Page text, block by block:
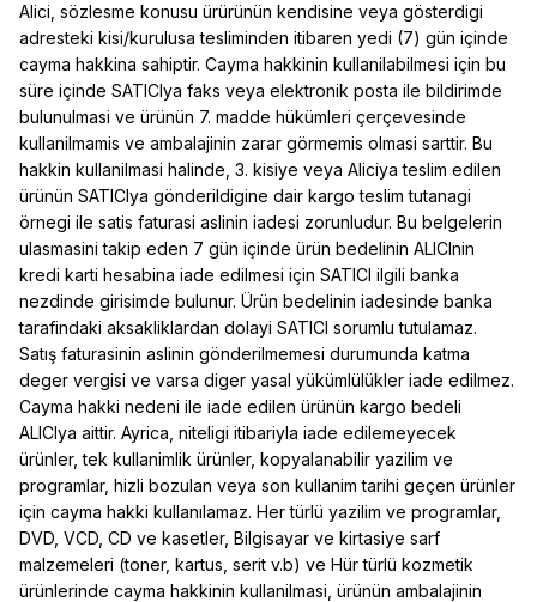
Alici, sözlesme konusu ürürünün kendisine veya gösterdigi
adresteki kisi/kurulusa tesliminden itibaren yedi (7) gün içinde
cayma hakkina sahiptir. Cayma hakkinin kullanilabilmesi için bu
süre içinde SATICIya faks veya elektronik posta ile bildirimde
bulunulmasi ve ürünün 7. madde hükümleri çerçevesinde
kullanilmamis ve ambalajinin zarar görmemis olmasi sarttir. Bu
hakkin kullanilmasi halinde, 3. kisiye veya Aliciya teslim edilen
ürünün SATICIya gönderildigine dair kargo teslim tutanagi
örnegi ile satis faturasi aslinin iadesi zorunludur. Bu belgelerin
ulasmasini takip eden 7 gün içinde ürün bedelinin ALICInin
kredi karti hesabina iade edilmesi için SATICI ilgili banka
nezdinde girisimde bulunur. Ürün bedelinin iadesinde banka
tarafindaki aksakliklardan dolayi SATICI sorumlu tutulamaz.
Satış faturasinin aslinin gönderilmemesi durumunda katma
deger vergisi ve varsa diger yasal yükümlülükler iade edilmez.
Cayma hakki nedeni ile iade edilen ürünün kargo bedeli
ALICIya aittir. Ayrica, niteligi itibariyla iade edilemeyecek
ürünler, tek kullanimlik ürünler, kopyalanabilir yazilim ve
programlar, hizli bozulan veya son kullanim tarihi geçen ürünler
için cayma hakki kullanılamaz. Her türlü yazilim ve programlar,
DVD, VCD, CD ve kasetler, Bilgisayar ve kirtasiye sarf
malzemeleri (toner, kartus, serit v.b) ve Hür türlü kozmetik
ürünlerinde cayma hakkinin kullanilmasi, ürünün ambalajinin